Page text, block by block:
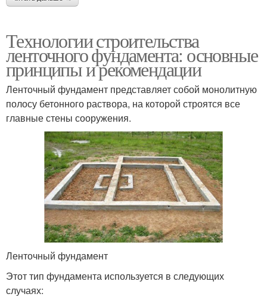
Технологии строительства
ленточного фундамента: основные
принципы и рекомендации
Ленточный фундамент представляет собой монолитную
полосу бетонного раствора, на которой строятся все
главные стены сооружения.
Ленточный фундамент
Этот тип фундамента используется в следующих
случаях: